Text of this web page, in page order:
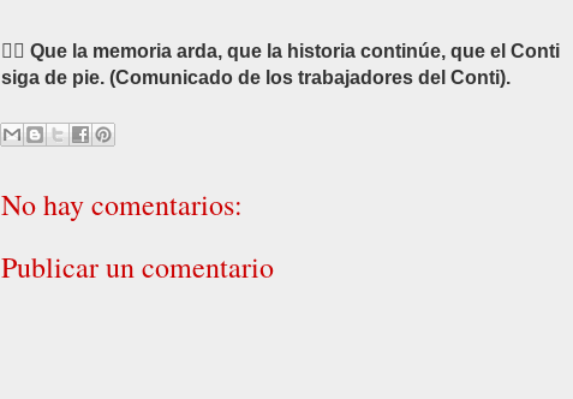
❤‍🔥 Que la memoria arda, que la historia continúe, que el Conti
siga de pie. (Comunicado de los trabajadores del Conti).
No hay comentarios:
Publicar un comentario